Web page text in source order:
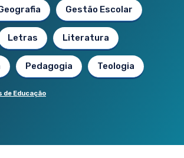
Gestão Escolar
Letras Literatura
Pedagogia Teologia
de Educação